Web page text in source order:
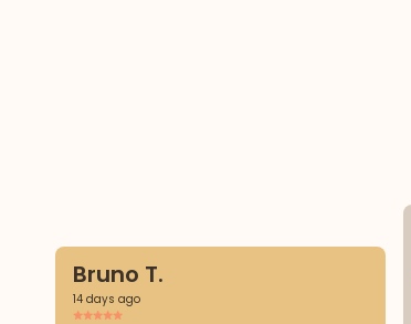
Bruno T.
14 days ago